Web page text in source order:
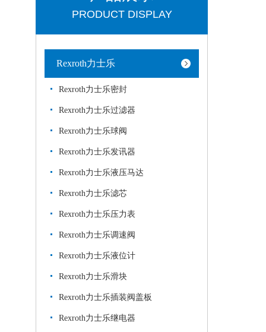
PRODUCT DISPLAY
Rexroth力士乐
Rexroth力士乐密封
Rexroth力士乐过滤器
Rexroth力士乐球阀
Rexroth力士乐发讯器
Rexroth力士乐液压马达
Rexroth力士乐滤芯
Rexroth力士乐压力表
Rexroth力士乐调速阀
Rexroth力士乐液位计
Rexroth力士乐滑块
Rexroth力士乐插装阀盖板
Rexroth力士乐继电器